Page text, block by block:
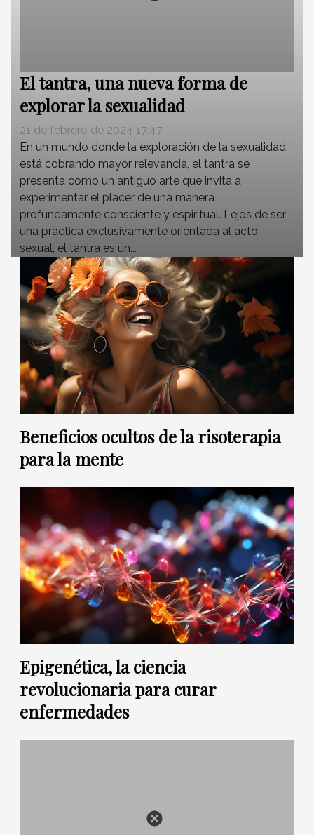
El tantra, una nueva forma de
explorar la sexualidad
21 de febrero de 2024 17:47
En un mundo donde la exploración de la sexualidad
está cobrando mayor relevancia, el tantra se
presenta como un antiguo arte que invita a
experimentar el placer de una manera
profundamente consciente y espiritual. Lejos de ser
una práctica exclusivamente orientada al acto
sexual, el tantra es un...
Beneficios ocultos de la risoterapia
para la mente
Epigenética, la ciencia
revolucionaria para curar
enfermedades